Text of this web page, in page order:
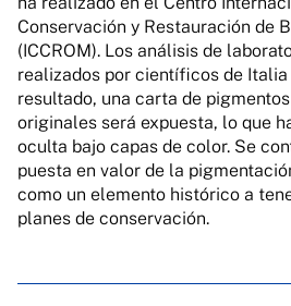
Conservación y Restauración de
(ICCROM). Los análisis de
realizados por científicos de Italia
resultado, una carta de
originales será expuesta, lo que
oculta bajo capas de color. Se
puesta en valor de la
como un elemento histórico a
planes de conservación.